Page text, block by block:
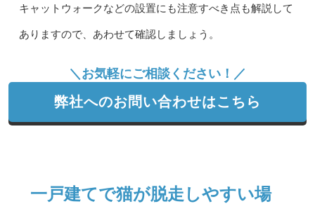
キャットウォークなどの設置にも注意すべき点も解説して
ありますので、あわせて確認しましょう。
＼お気軽にご相談ください！／
弊社へのお問い合わせはこちら
一戸建てで猫が脱走しやすい場